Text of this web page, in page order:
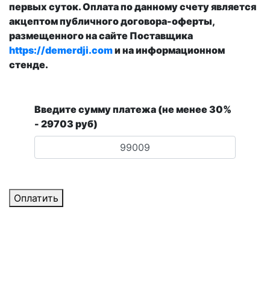
первых суток. Оплата по данному счету является
акцептом публичного договора-оферты,
размещенного на сайте Поставщика
https://demerdji.comи на информационном
стенде.
Введите сумму платежа (не менее 30%
- 29703 руб)
Оплатить